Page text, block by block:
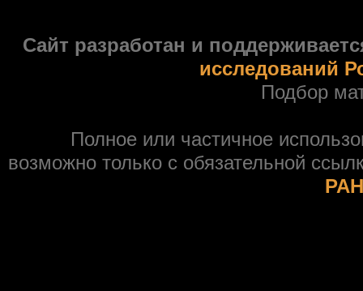
Сайт разработан и
исследований
Подбор
Полное или частичное
возможно только с обязательной